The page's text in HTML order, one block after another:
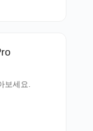
보세요.